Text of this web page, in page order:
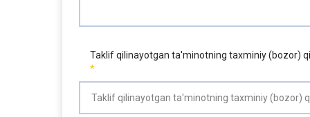
Taklif qilinayotgan ta'minotning taxminiy (bozor)